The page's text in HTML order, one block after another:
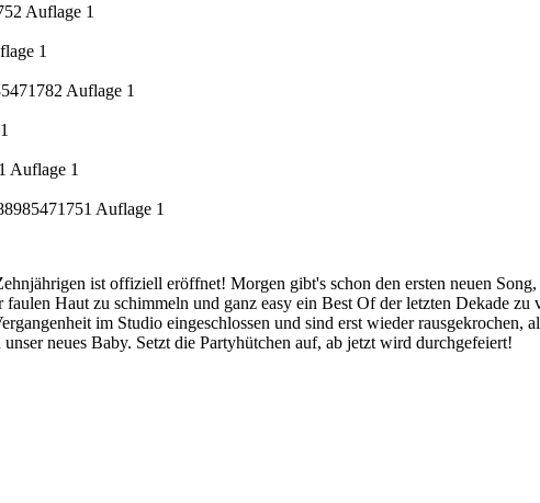
Auflage 1
1
Auflage 1
Auflage 1
Auflage 1
ist offiziell eröffnet! Morgen gibt's schon den ersten neuen Song,
Haut zu schimmeln und ganz easy ein Best Of der letzten Dekade
im Studio eingeschlossen und sind erst wieder
neues Baby. Setzt die Partyhütchen auf, ab jetzt wird durchgefeiert!